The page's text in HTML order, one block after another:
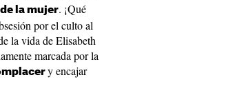
la mujer. ¡Qué
por el culto al
la vida de Elisabeth
marcada por la
y encajar